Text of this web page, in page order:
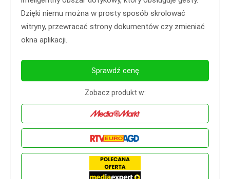
Dzięki niemu można w prosty sposób skrolować
witryny, przewracać strony dokumentów czy zmieniać
okna aplikacji.
Sprawdź cenę
Zobacz produkt w: